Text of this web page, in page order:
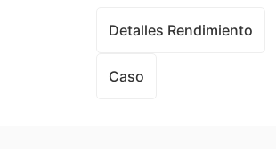
Detalles Rendimiento
Caso